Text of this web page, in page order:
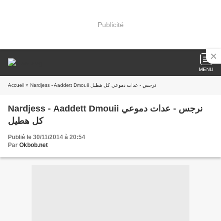
Publicité
MENU
Accueil » Nardjess - Aaddett Dmouii نرجس - عدات دموعي كل هطيل
Nardjess - Aaddett Dmouii نرجس - عدات دموعي
كل هطيل
Publié le 30/11/2014 à 20:54
Par Okbob.net